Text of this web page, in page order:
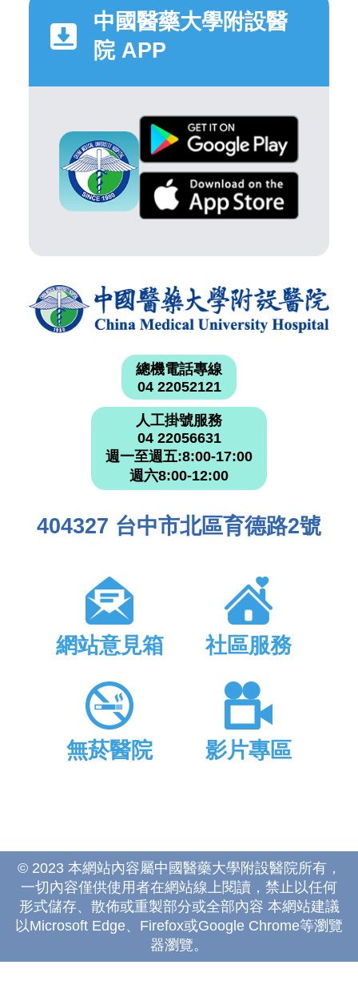
中國醫藥大學附設醫
院 APP
總機電話專線
04 22052121
人工掛號服務
04 22056631
週一至週五:8:00-17:00
週六8:00-12:00
404327 台中市北區育德路2號
網站意見箱 社區服務
無菸醫院 影片專區
© 2023 本網站內容屬中國醫藥大學附設醫院所有，
一切內容僅供使用者在網站線上閱讀，禁止以任何
形式儲存、散佈或重製部分或全部內容 本網站建議
以Microsoft Edge、Firefox或Google Chrome等瀏覽
器瀏覽。